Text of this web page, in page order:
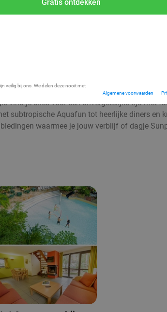
Gratis ontdekken
veilig bij ons. We delen deze nooit met
Algemene voorwaarden
vind je alles voor een onvergetelijke tijd met
subtropische Aquafun tot heerlijke diners en
waarmee je jouw verblijf of dagje